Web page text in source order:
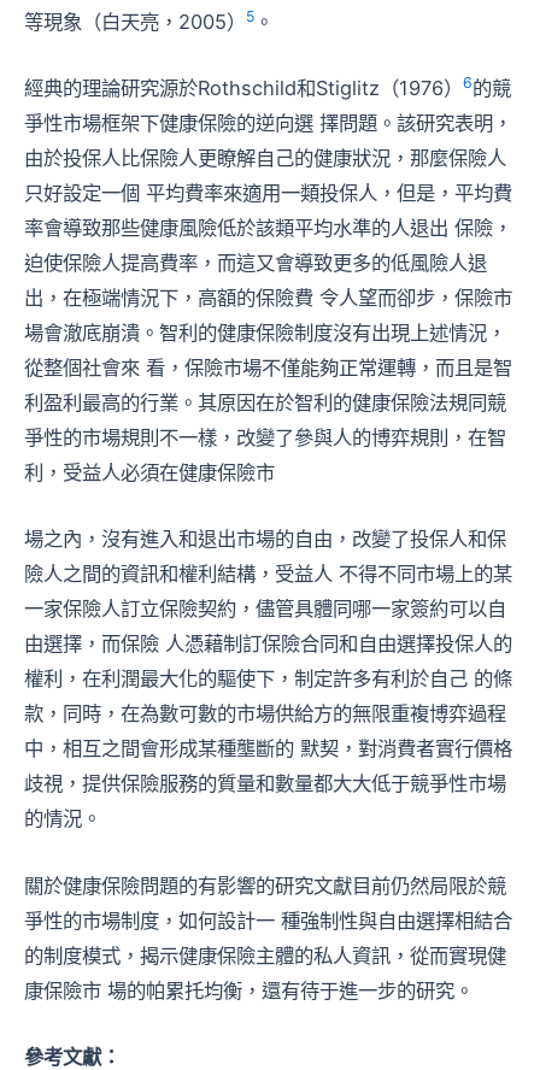
等現象（白天亮，2005）
5 。
經典的理論研究源於Rothschild和Stiglitz（1976） 6的競
爭性市場框架下健康保險的逆向選 擇問題。該研究表明，
由於投保人比保險人更瞭解自己的健康狀況，那麼保險人
只好設定一個 平均費率來適用一類投保人，但是，平均費
率會導致那些健康風險低於該類平均水準的人退出 保險，
迫使保險人提高費率，而這又會導致更多的低風險人退
出，在極端情況下，高額的保險費 令人望而卻步，保險市
場會澈底崩潰。智利的健康保險制度沒有出現上述情況，
從整個社會來 看，保險市場不僅能夠正常運轉，而且是智
利盈利最高的行業。其原因在於智利的健康保險法規同競
爭性的市場規則不一樣，改變了參與人的博弈規則，在智
利，受益人必須在健康保險市
場之內，沒有進入和退出市場的自由，改變了投保人和保
險人之間的資訊和權利結構，受益人 不得不同市場上的某
一家保險人訂立保險契約，儘管具體同哪一家簽約可以自
由選擇，而保險 人憑藉制訂保險合同和自由選擇投保人的
權利，在利潤最大化的驅使下，制定許多有利於自己 的條
款，同時，在為數可數的市場供給方的無限重複博弈過程
中，相互之間會形成某種壟斷的 默契，對消費者實行價格
歧視，提供保險服務的質量和數量都大大低于競爭性市場
的情況。
關於健康保險問題的有影響的研究文獻目前仍然局限於競
爭性的市場制度，如何設計一 種強制性與自由選擇相結合
的制度模式，揭示健康保險主體的私人資訊，從而實現健
康保險市 場的帕累托均衡，還有待于進一步的研究。
參考文獻：